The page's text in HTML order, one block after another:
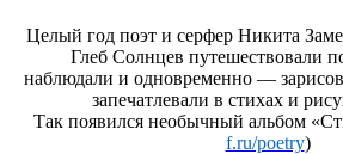
Целый год поэт и серфер Никита
Глеб Солнцев путешествовали
наблюдали и одновременно —
запечатлевали в стихах и
Так появился необычный альбом
f.ru/poetry)